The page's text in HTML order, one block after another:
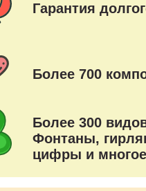
Гарантия
Более 700
Более 300
Фонтаны,
цифры и многое